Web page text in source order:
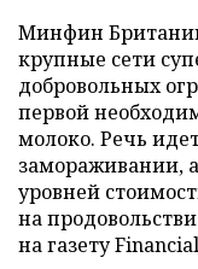
Минфин
крупные сети
добровольных
первой
молоко. Речь
замораживании,
уровней
на
на газету